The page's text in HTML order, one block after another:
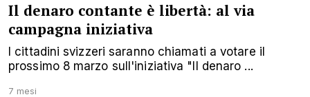
Il denaro contante è libertà: al via
campagna iniziativa
I cittadini svizzeri saranno chiamati a votare il
prossimo 8 marzo sull'iniziativa "Il denaro ...
7 mesi